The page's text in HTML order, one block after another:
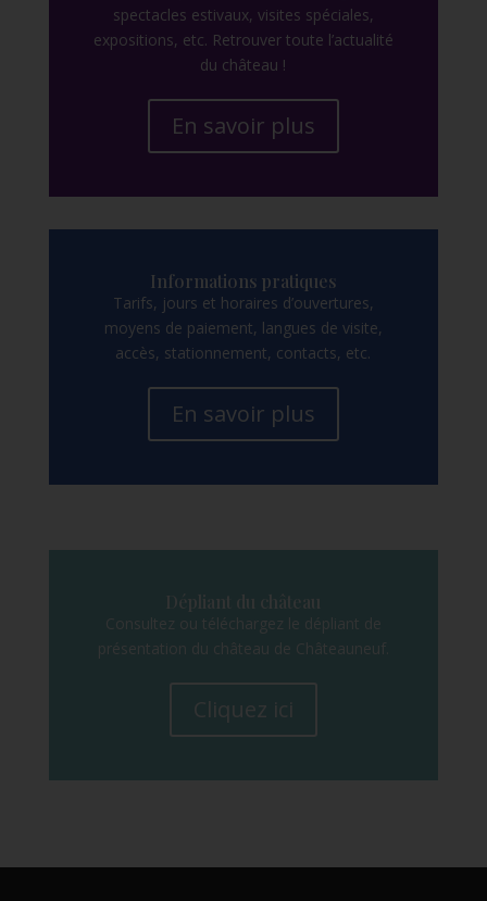
spectacles estivaux, visites spéciales,
expositions, etc. Retrouver toute l’actualité
du château !
En savoir plus
Informations pratiques
Tarifs, jours et horaires d’ouvertures,
moyens de paiement, langues de visite,
accès, stationnement, contacts, etc.
En savoir plus
Dépliant du château
Consultez ou téléchargez le dépliant de
présentation du château de Châteauneuf.
Cliquez ici